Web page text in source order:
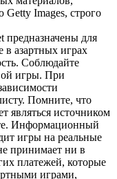
Images, строго
предназначены для
в азартных играх
Соблюдайте
игры. При
Помните, что
являться источником
Информационный
игры на реальные
принимает ни в
платежей, которые
играми,